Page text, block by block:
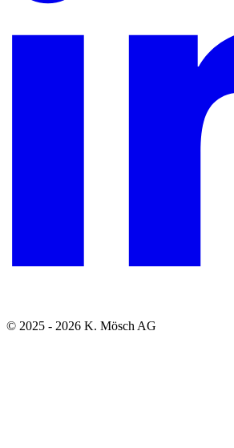
© 2025 - 2026 K. Mösch AG